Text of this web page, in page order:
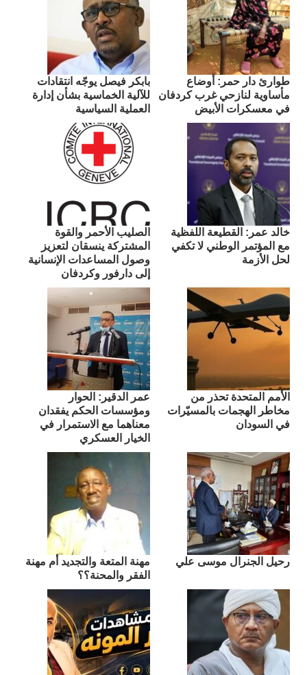
طوارئ دار حمر: أوضاع
مأساوية لنازحي غرب كردفان
في معسكرات الأبيض
بابكر فيصل يوجّه انتقادات
للآلية الخماسية بشأن إدارة
العملية السياسية
​خالد عمر: القطيعة اللفظية
مع المؤتمر الوطني لا تكفي
لحل الأزمة
الصليب الأحمر والقوة
المشتركة ينسقان لتعزيز
وصول المساعدات الإنسانية
إلى دارفور وكردفان
الأمم المتحدة تحذر من
مخاطر الهجمات بالمسيّرات
في السودان
عمر الدقير: الحوار
ومؤسسات الحكم يفقدان
معناهما مع الاستمرار في
الخيار العسكري
رحيل الجنرال موسى علي
مهنة المتعة والتجديد أم مهنة
الفقر والمحنة؟؟